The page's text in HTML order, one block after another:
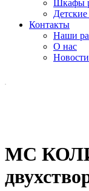
Шкафы
Контакты
Наши
О нас
Новости
МС